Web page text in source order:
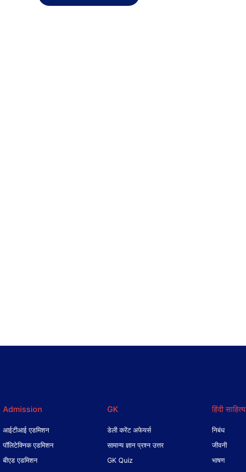
Admission
आईटीआई एडमिशन
पॉलिटेक्निक एडमिशन
बीएड एडमिशन
GK
डेली करेंट अफेयर्स
सामान्य ज्ञान प्रश्न उत्तर
GK Quiz
हिंदी साहित्य
निबंध
जीवनी
भाषण